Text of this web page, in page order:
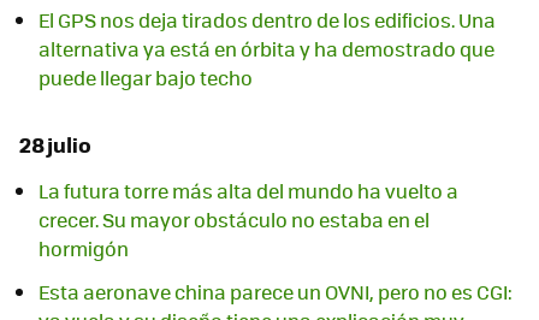
El GPS nos deja tirados dentro de los edificios. Una
alternativa ya está en órbita y ha demostrado que
puede llegar bajo techo
28 julio
La futura torre más alta del mundo ha vuelto a
crecer. Su mayor obstáculo no estaba en el
hormigón
Esta aeronave china parece un OVNI, pero no es CGI: